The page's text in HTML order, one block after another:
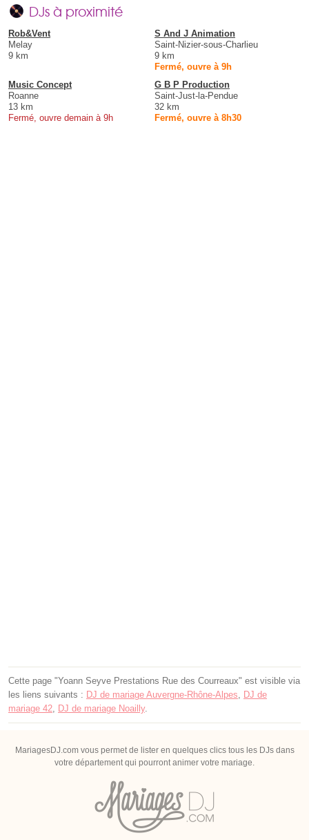
DJs à proximité
Rob&Vent
Melay
9 km
S And J Animation
Saint-Nizier-sous-Charlieu
9 km
Fermé, ouvre à 9h
Music Concept
Roanne
13 km
Fermé, ouvre demain à 9h
G B P Production
Saint-Just-la-Pendue
32 km
Fermé, ouvre à 8h30
Cette page "Yoann Seyve Prestations Rue des Courreaux" est visible via
les liens suivants : DJ de mariage Auvergne-Rhône-Alpes
DJ de
mariage 42
DJ de mariage Noailly.
MariagesDJ.com vous permet de lister en quelques clics tous les DJs dans
votre département qui pourront animer votre mariage.